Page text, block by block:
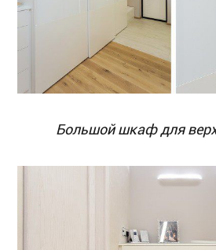
Большой шкаф для